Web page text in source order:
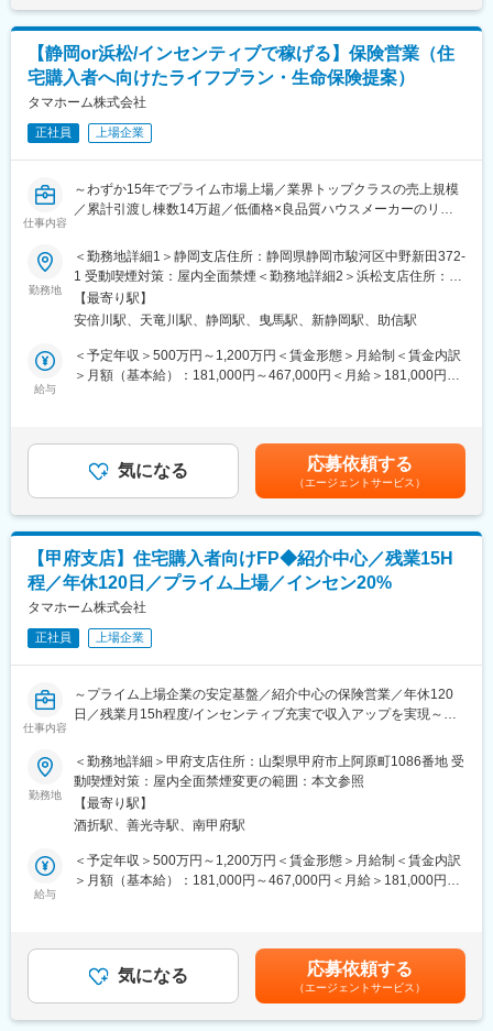
低価格×良品質が同社の強みであり、独自の流通／調達／工事を導
入したことで一般的な住宅坪単価の約半分の値段を実現していま
す。さらに住宅性能も7項目中6項目が最高等級を取得し、低価格
×良品質の注文住宅を実現しています。
変更の範囲：本文参照
社の乗合代理店のため複数の商品から厳選してご提案が可能で
す）
■業務の特徴：
金融部FP担当は住宅購入時に上記の金融サービスの提供を通じ、
お客様へ安心を提供し一生涯のパートナーとしてお客様満足度の
向上を担える大変やりがいのある職種です。火災保険・住宅ロー
ンの実務未経験の方でも、入社後に所定の研修を実施し、専門知
識や営業スキルは習得できるため安心して就業いただけます。FP
担当1人あたり月平均で1回2時間程度の商談機会が20回ほどあり
■本ポジションの魅力：
・平均歩合(生命保険販売)：一般職：70万円／主任職：120万円／
係長職：185万 ※年間／2020年実績
■同社の魅力：
アメリカを訪れたときに感じたこの想いこそ、タマホームの原点
です。同社は「HAPPY Life HAPPY Home タマホーム」のCMで
おなじみの低価格良質住宅市場のリーディングカンパニーです。
低価格×良品質が同社の強みであり、独自の流通／調達／工事を導
入したことで一般的な住宅坪単価の約半分の値段を実現していま
す。さらに住宅性能も7項目中6項目が最高等級を取得し、低価格
×良品質の注文住宅を実現しています。
変更の範囲：本文参照
【静岡or浜松/インセンティブで稼げる】保険営業（住
宅購入者へ向けたライフプラン・生命保険提案）
タマホーム株式会社
正社員 上場企業
仕事内容
～わずか15年でプライム市場上場／業界トップクラスの売上規模
／累計引渡し棟数14万超／低価格×良品質ハウスメーカーのリー
■職務内容：
同社住宅営業担当者より紹介されたお客様へ、FPとして住宅購入
へ向けたライフプランのご提案、各種金融商品の販売および販売
支援を行っていただきます。
【変更の範囲：会社の定める業務】
・お客様ニーズに合わせた住宅ローンのご提案
・同社で建築されたお客様へ火災保険の販売および住宅営業担当
者の販売支援（火災保険は基本的には住宅営業担当者が販売致し
社の乗合代理店のため複数の商品から厳選してご提案が可能で
す）
■業務の特徴：
金融部FP担当は住宅購入時に上記の金融サービスの提供を通じ、
お客様へ安心を提供し一生涯のパートナーとしてお客様満足度の
向上を担える大変やりがいのある職種です。火災保険・住宅ロー
ンの実務未経験の方でも、入社後に所定の研修を実施し、専門知
識や営業スキルは習得できるため安心して就業いただけます。FP
担当1人あたり月平均で1回2時間程度の商談機会が20回ほどあり
■本ポジションの魅力：
・平均歩合(生命保険販売)：一般職：70万円／主任職：120万円／
係長職：185万 ※年間／2020年実績
■同社の魅力：
アメリカを訪れたときに感じたこの想いこそ、タマホームの原点
です。同社は「HAPPY Life HAPPY Home タマホーム」のCMで
おなじみの低価格良質住宅市場のリーディングカンパニーです。
低価格×良品質が同社の強みであり、独自の流通／調達／工事を導
勤務地
＜勤務地詳細1＞静岡支店住所：静岡県静岡市駿河区中野新田372-
1 受動喫煙対策：屋内全面禁煙＜勤務地詳細2＞浜松支店住所：静
岡県浜松市中央区和田町640番地1 受動喫煙対策：屋内全面禁煙変
更の範囲：会社の定める事業所
【最寄り駅】
安倍川駅、天竜川駅、静岡駅、曳馬駅、新静岡駅、助信駅
給与
＜予定年収＞500万円～1,200万円＜賃金形態＞月給制＜賃金内訳
＞月額（基本給）：181,000円～467,000円＜月給＞181,000円～
す。■昇給：年1回（6月）■賞与：年2回（6、12月）※業績連動型
賃金はあくまでも目安の金額であり、選考を通じて上下する可能
性があります。月給(月額)は固定手当を含めた表記です。
気になる 応募依頼する
（エージェントサービス）
【甲府支店】住宅購入者向けFP◆紹介中心／残業15H
程／年休120日／プライム上場／インセン20%
タマホーム株式会社
正社員 上場企業
仕事内容
～プライム上場企業の安定基盤／紹介中心の保険営業／年休120
日／残業月15h程度/インセンティブ充実で収入アップを実現～
■職務概要：
当社は累計引渡し棟数14万棟超を誇る低価格×良品質住宅のリー
ディングカンパニーです。
生命保険の提案先を自ら開拓する営業ではなく、住宅購入を検討
するお客様のライフプラン設計から関わる営業スタイルです。
住宅ローン・火災保険・生命保険をワンストップで提案し、お客
様の住まいと人生を支える総合コンサルタントとして活躍できま
・住宅購入を検討するお客様へのライフプラン設計およびFP相談
対応
・住宅ローンや住宅資金計画に関する提案および各種手続き支援
勤務地
＜勤務地詳細＞甲府支店住所：山梨県甲府市上阿原町1086番地 受
動喫煙対策：屋内全面禁煙変更の範囲：本文参照
【最寄り駅】
酒折駅、善光寺駅、南甲府駅
給与
＜予定年収＞500万円～1,200万円＜賃金形態＞月給制＜賃金内訳
＞月額（基本給）：181,000円～467,000円＜月給＞181,000円～
す。■昇給：年1回（6月）■賞与：年2回（6、12月）※業績連動型
賃金はあくまでも目安の金額であり、選考を通じて上下する可能
性があります。月給(月額)は固定手当を含めた表記です。
気になる 応募依頼する
（エージェントサービス）